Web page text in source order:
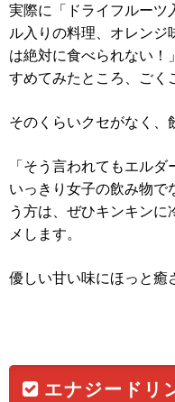
実際に「ドライフルーツ
ル入りの料理、オレンジ
は絶対に食べられない！
すめてみたところ、ごく
そのくらいクセがなく、
「そう言われてもエル
いっきり女子の飲み物で
う方は、ぜひキンキンに
メします。
優しい甘い味にほっと癒
エナジードリ